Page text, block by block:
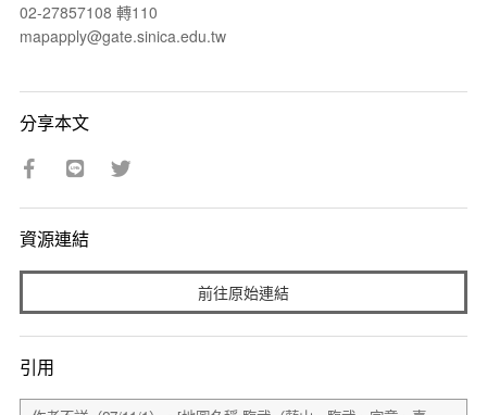
02-27857108 轉110
mapapply@gate.sinica.edu.tw
分享本文
資源連結
前往原始連結
引用